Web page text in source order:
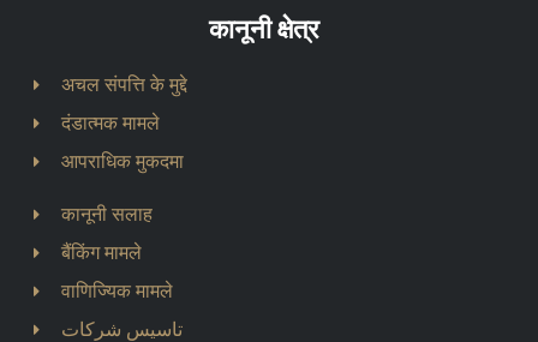
कानूनी क्षेत्र
अचल संपत्ति के मुद्दे
दंडात्मक मामले
आपराधिक मुकदमा
कानूनी सलाह
बैंकिंग मामले
वाणिज्यिक मामले
تاسيس شركات